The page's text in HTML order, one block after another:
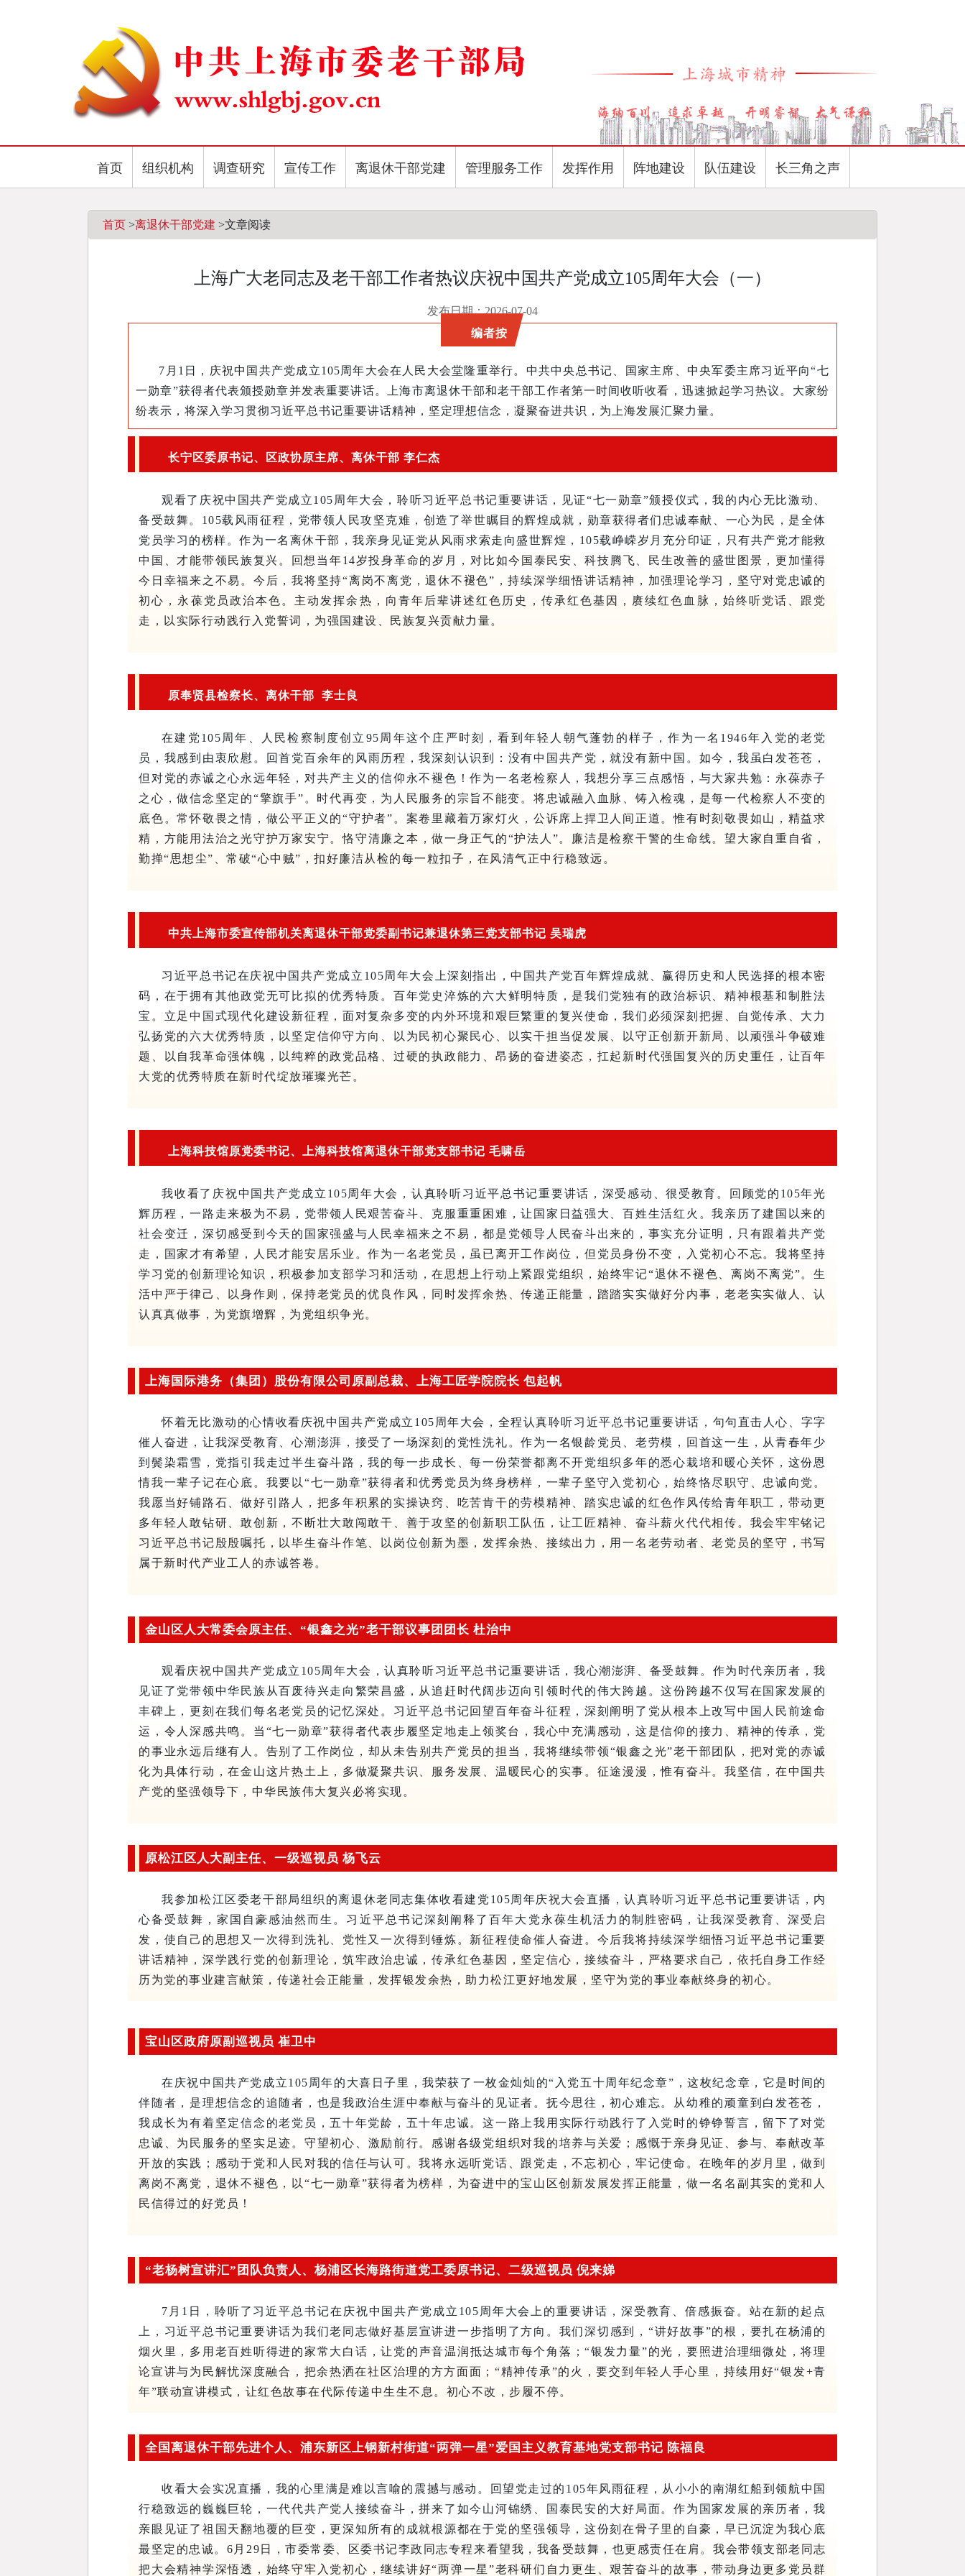
首页 组织机构 调查研究 宣传工作 离退休干部党建 管理服务工作 发挥作用 阵地建设 队伍建设 长三角之声
首页 >离退休干部党建 >文章阅读
上海广大老同志及老干部工作者热议庆祝中国共产党成立105周年大会（一）
发布日期：2026-07-04
编者按
7月1日，庆祝中国共产党成立105周年大会在人民大会堂隆重举行。中共中央总书记、国家主席、中央军委主席习近平向“七
一勋章”获得者代表颁授勋章并发表重要讲话。上海市离退休干部和老干部工作者第一时间收听收看，迅速掀起学习热议。大家纷
纷表示，将深入学习贯彻习近平总书记重要讲话精神，坚定理想信念，凝聚奋进共识，为上海发展汇聚力量。
长宁区委原书记、区政协原主席、离休干部 李仁杰
观看了庆祝中国共产党成立105周年大会，聆听习近平总书记重要讲话，见证“七一勋章”颁授仪式，我的内心无比激动、
备受鼓舞。105载风雨征程，党带领人民攻坚克难，创造了举世瞩目的辉煌成就，勋章获得者们忠诚奉献、一心为民，是全体
党员学习的榜样。作为一名离休干部，我亲身见证党从风雨求索走向盛世辉煌，105载峥嵘岁月充分印证，只有共产党才能救
中国、才能带领民族复兴。回想当年14岁投身革命的岁月，对比如今国泰民安、科技腾飞、民生改善的盛世图景，更加懂得
今日幸福来之不易。今后，我将坚持“离岗不离党，退休不褪色”，持续深学细悟讲话精神，加强理论学习，坚守对党忠诚的
初心，永葆党员政治本色。主动发挥余热，向青年后辈讲述红色历史，传承红色基因，赓续红色血脉，始终听党话、跟党
走，以实际行动践行入党誓词，为强国建设、民族复兴贡献力量。
原奉贤县检察长、离休干部 李士良
在建党105周年、人民检察制度创立95周年这个庄严时刻，看到年轻人朝气蓬勃的样子，作为一名1946年入党的老党
员，我感到由衷欣慰。
回首党百余年的风雨历程，我深刻认识到：没有中国共产党，就没有新中国。如今，我虽白发苍苍，
但对党的赤诚之心永远年轻，对共产主义的信仰永不褪色！作为一名老检察人，我想分享三点感悟，与大家共勉： 永葆赤子
之心，做信念坚定的“擎旗手”。时代再变，为人民服务的宗旨不能变。将忠诚融入血脉、铸入检魂，是每一代检察人不变的
底色。常怀敬畏之情，做公平正义的“守护者”。案卷里藏着万家灯火，公诉席上捍卫人间正道。惟有时刻敬畏如山，精益求
精，方能用法治之光守护万家安宁。恪守清廉之本，做一身正气的“护法人”。廉洁是检察干警的生命线。望大家自重自省，
勤掸“思想尘”、常破“心中贼”，扣好廉洁从检的每一粒扣子，在风清气正中行稳致远。
中共上海市委宣传部机关离退休干部党委副书记兼退休第三党支部书记 吴瑞虎
习近平总书记在庆祝中国共产党成立105周年大会上深刻指出，中国共产党百年辉煌成就、赢得历史和人民选择的根本密
码，在于拥有其他政党无可比拟的优秀特质。百年党史淬炼的六大鲜明特质，是我们党独有的政治标识、精神根基和制胜法
宝。立足中国式现代化建设新征程，面对复杂多变的内外环境和艰巨繁重的复兴使命，我们必须深刻把握、自觉传承、大力
弘扬党的六大优秀特质，以坚定信仰守方向、以为民初心聚民心、以实干担当促发展、以守正创新开新局、以顽强斗争破难
题、以自我革命强体魄，以纯粹的政党品格、过硬的执政能力、昂扬的奋进姿态，扛起新时代强国复兴的历史重任，让百年
大党的优秀特质在新时代绽放璀璨光芒。
上海科技馆原党委书记、 上海科技馆离退休干部党支部书记 毛啸岳
我收看了庆祝中国共产党成立105周年大会，认真聆听习近平总书记重要讲话，深受感动、很受教育。回顾党的105年光
辉历程，一路走来极为不易，党带领人民艰苦奋斗、克服重重困难，让国家日益强大、百姓生活红火。我亲历了建国以来的
社会变迁，深切感受到今天的国家强盛与人民幸福来之不易，都是党领导人民奋斗出来的，事实充分证明，只有跟着共产党
走，国家才有希望，人民才能安居乐业。作为一名老党员，虽已离开工作岗位，但党员身份不变，入党初心不忘。我将坚持
学习党的创新理论知识，积极参加支部学习和活动，在思想上行动上紧跟党组织，始终牢记“退休不褪色、离岗不离党”。生
活中严于律己、以身作则，保持老党员的优良作风，同时发挥余热、传递正能量，踏踏实实做好分内事，老老实实做人、认
认真真做事，为党旗增辉，为党组织争光。
上海国际港务（集团）股份有限公司原副总裁、上海工匠学院院长 包起帆
怀着无比激动的心情收看庆祝中国共产党成立105周年大会，全程认真聆听习近平总书记重要讲话，句句直击人心、字字
催人奋进，让我深受教育、心潮澎湃，接受了一场深刻的党性洗礼。作为一名银龄党员、老劳模，回首这一生，从青春年少
到鬓染霜雪，党指引我走过半生奋斗路，我的每一步成长、每一份荣誉都离不开党组织多年的悉心栽培和暖心关怀，这份恩
情我一辈子记在心底。我要以“七一勋章”获得者和优秀党员为终身榜样，一辈子坚守入党初心，始终恪尽职守、忠诚向党。
我愿当好铺路石、做好引路人，把多年积累的实操诀窍、吃苦肯干的劳模精神、踏实忠诚的红色作风传给青年职工，带动更
多年轻人敢钻研、敢创新，不断壮大敢闯敢干、善于攻坚的创新职工队伍，让工匠精神、奋斗薪火代代相传。我会牢牢铭记
习近平总书记殷殷嘱托，以毕生奋斗作笔、以岗位创新为墨，发挥余热、接续出力，用一名老劳动者、老党员的坚守，书写
属于新时代产业工人的赤诚答卷。
金山区人大常委会原主任、“银鑫之光”老干部议事团团长 杜治中
观看庆祝中国共产党成立105周年大会，认真聆听习近平总书记重要讲话，我心潮澎湃、备受鼓舞。作为时代亲历者，我
见证了党带领中华民族从百废待兴走向繁荣昌盛，从追赶时代阔步迈向引领时代的伟大跨越。这份跨越不仅写在国家发展的
丰碑上，更刻在我们每名老党员的记忆深处。习近平总书记回望百年奋斗征程，深刻阐明了党从根本上改写中国人民前途命
运，令人深感共鸣。当“七一勋章”获得者代表步履坚定地走上领奖台，我心中充满感动，这是信仰的接力、精神的传承，党
的事业永远后继有人。 告别了工作岗位，却从未告别共产党员的担当，我将继续带领“银鑫之光”老干部团队，把对党的赤诚
化为具体行动，在金山这片热土上，多做凝聚共识、服务发展、温暖民心的实事。征途漫漫，惟有奋斗。我坚信，在中国共
产党的坚强领导下，中华民族伟大复兴必将实现。
原松江区人大副主任、一级巡视员 杨飞云
我参加松江区委老干部局组织的离退休老同志集体收看建党105周年庆祝大会直播，认真聆听习近平总书记重要讲话，内
心备受鼓舞，家国自豪感油然而生。习近平总书记深刻阐释了百年大党永葆生机活力的制胜密码，让我深受教育、深受启
发，使自己的思想又一次得到洗礼、党性又一次得到锤炼。 新征程使命催人奋进。今后我将持续深学细悟习近平总书记重要
讲话精神，深学践行党的创新理论，筑牢政治忠诚，传承红色基因，坚定信心，接续奋斗，严格要求自己，依托自身工作经
历为党的事业建言献策，传递社会正能量，发挥银发余热，助力松江更好地发展，坚守为党的事业奉献终身的初心。
宝山区政府原副巡视员 崔卫中
在庆祝中国共产党成立105周年的大喜日子里，我荣获了一枚金灿灿的“入党五十周年纪念章”，这枚纪念章，它是时间的
伴随者，是理想信念的追随者，也是我政治生涯中奉献与奋斗的见证者。 抚今思往，初心难忘。从幼稚的顽童到白发苍苍，
我成长为有着坚定信念的老党员，五十年党龄，五十年忠诚。这一路上我用实际行动践行了入党时的铮铮誓言，留下了对党
忠诚、为民服务的坚实足迹。 守望初心、激励前行。感谢各级党组织对我的培养与关爱；感慨于亲身见证、参与、奉献改革
开放的实践；感动于党和人民对我的信任与认可。我将永远听党话、跟党走，不忘初心，牢记使命。在晚年的岁月里，做到
离岗不离党，退休不褪色，以“七一勋章”获得者为榜样，为奋进中的宝山区创新发展发挥正能量，做一名名副其实的党和人
民信得过的好党员！
“老杨树宣讲汇”团队负责人、杨浦区长海路街道党工委原书记、二级巡视员 倪来娣
7月1日，聆听了习近平总书记在庆祝中国共产党成立105周年大会上的重要讲话，深受教育、倍感振奋。站在新的起点
上，习近平总书记重要讲话为我们老同志做好基层宣讲进一步指明了方向。我们深切感到，“讲好故事”的根，要扎在杨浦的
烟火里，多用老百姓听得进的家常大白话，让党的声音温润抵达城市每个角落；“银发力量”的光，要照进治理细微处，将理
论宣讲与为民解忧深度融合，把余热洒在社区治理的方方面面；“精神传承”的火，要交到年轻人手心里，持续用好“银发+青
年”联动宣讲模式，让红色故事在代际传递中生生不息。初心不改，步履不停。
全国离退休干部先进个人、浦东新区上钢新村街道“两弹一星”爱国主义教育基地党支部书记 陈福良
收看大会实况直播，我的心里满是难以言喻的震撼与感动。回望党走过的105年风雨征程，从小小的南湖红船到领航中国
行稳致远的巍巍巨轮，一代代共产党人接续奋斗，拼来了如今山河锦绣、国泰民安的大好局面。作为国家发展的亲历者，我
亲眼见证了祖国天翻地覆的巨变，更深知所有的成就根源都在于党的坚强领导，这份刻在骨子里的自豪，早已沉淀为我心底
最坚定的忠诚。6月29日，市委常委、区委书记李政同志专程来看望我，我备受鼓舞，也更感责任在肩。我会带领支部老同志
把大会精神学深悟透，始终守牢入党初心，继续讲好“两弹一星”老科研们自力更生、艰苦奋斗的故事，带动身边更多党员群